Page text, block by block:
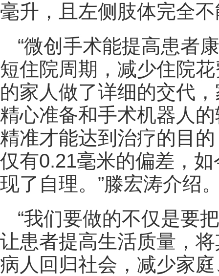
毫升，且左侧肢体完全
“微创手术能提高患者
短住院周期，减少住院
的家人做了详细的交代
精心准备和手术机器人
精准才能达到治疗的目
仅有0.21毫米的偏差，
现了自理。”滕宏涛介绍
“我们要做的不仅是要
让患者提高生活质量，
病人回归社会，减少家